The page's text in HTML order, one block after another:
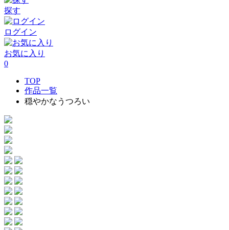
探す
ログイン
お気に入り
0
TOP
作品一覧
穏やかなうつろい